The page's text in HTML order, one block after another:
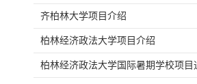
齐柏林大学项目介绍
柏林经济政法大学项目介绍
柏林经济政法大学国际暑期学校项目